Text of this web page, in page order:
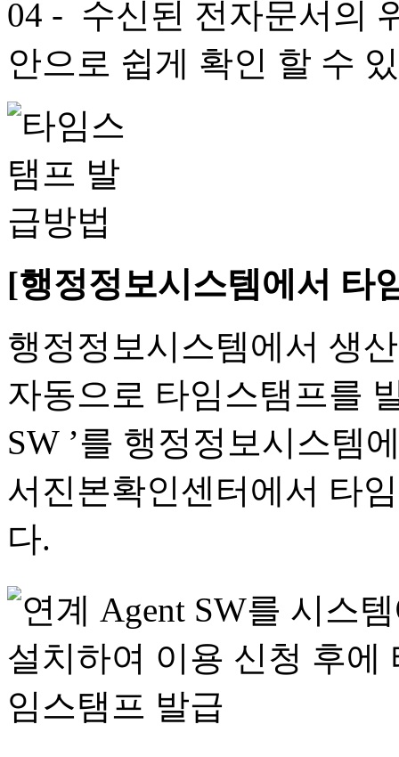
04 - 수신된 전자문서의
안으로 쉽게 확인 할 수
[행정정보시스템에서 타
행정정보시스템에서 생
자동으로 타임스탬프를
SW ’를 행정정보시스템
서진본확인센터에서 타
다.